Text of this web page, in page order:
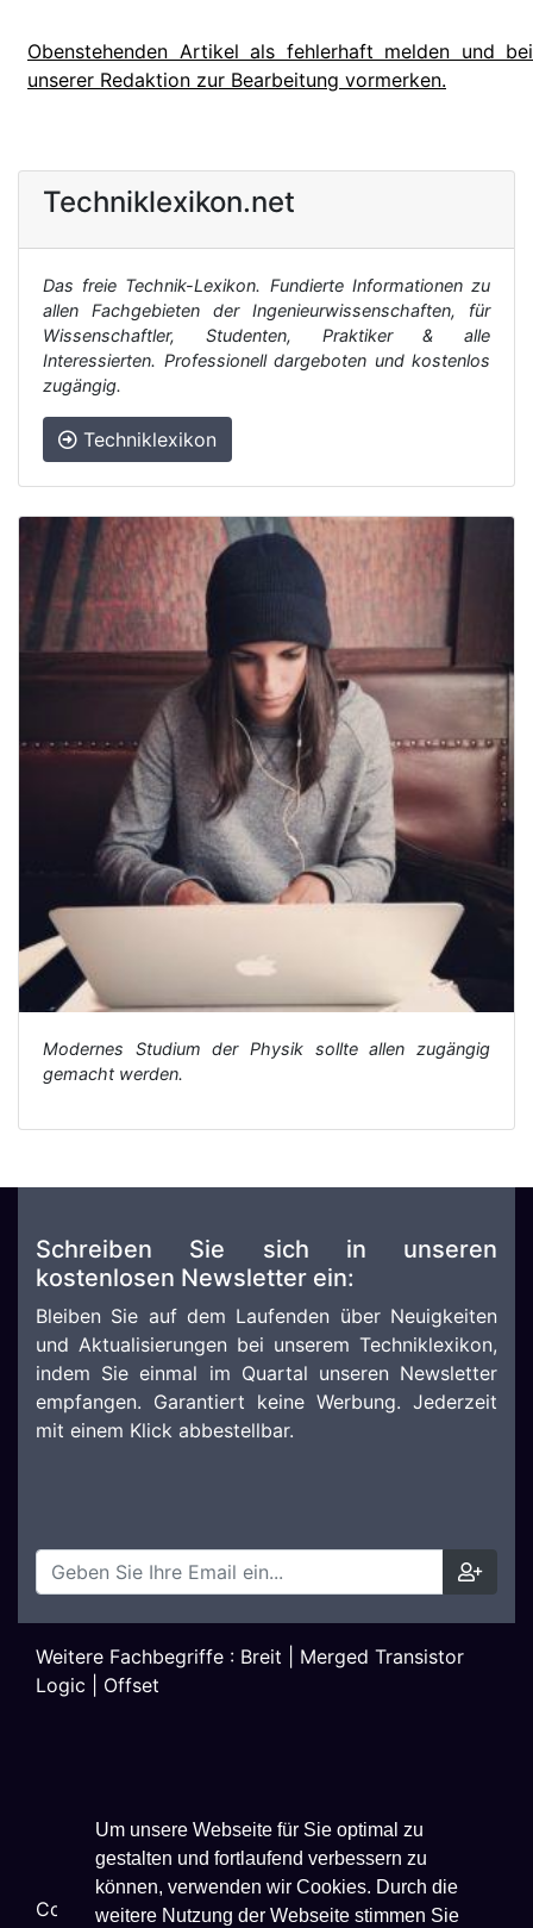
Um unsere Webseite für Sie optimal zu
gestalten und fortlaufend verbessern zu
können, verwenden wir Cookies. Durch die
weitere Nutzung der Webseite stimmen Sie
Obenstehenden Artikel als fehlerhaft melden und bei
unserer Redaktion zur Bearbeitung vormerken.
Techniklexikon.net
Das freie Technik-Lexikon. Fundierte Informationen zu
allen Fachgebieten der Ingenieurwissenschaften, für
Wissenschaftler, Studenten, Praktiker & alle
Interessierten. Professionell dargeboten und kostenlos
zugängig.
Techniklexikon
Modernes Studium der Physik sollte allen zugängig
gemacht werden.
Schreiben Sie sich in unseren
kostenlosen Newsletter ein:
Bleiben Sie auf dem Laufenden über Neuigkeiten
und Aktualisierungen bei unserem Techniklexikon,
indem Sie einmal im Quartal unseren Newsletter
empfangen. Garantiert keine Werbung. Jederzeit
mit einem Klick abbestellbar.
Weitere Fachbegriffe : Breit
Merged Transistor
Logic
Offset
Copyright © 2026Techniklexikon.net - All Rights